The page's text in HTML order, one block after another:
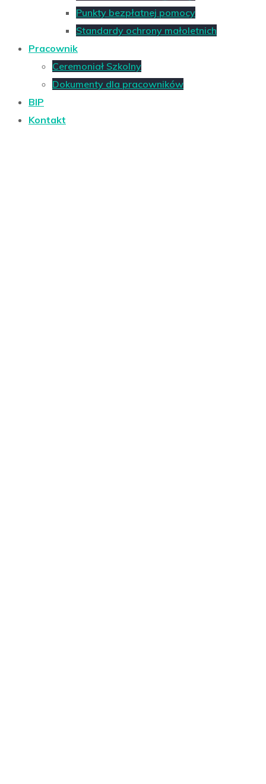
Punkty bezpłatnej pomocy
Standardy ochrony małoletnich
Pracownik
Ceremoniał Szkolny
Dokumenty dla pracowników
BIP
Kontakt